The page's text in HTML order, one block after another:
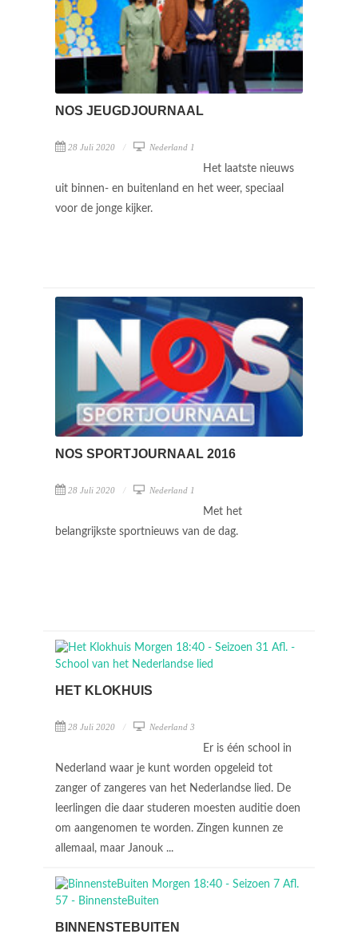
NOS JEUGDJOURNAAL
28 Juli 2020 Nederland 1
Het laatste nieuws
uit binnen- en buitenland en het weer, speciaal
voor de jonge kijker.
NOS SPORTJOURNAAL 2016
28 Juli 2020 Nederland 1
Met het
belangrijkste sportnieuws van de dag.
HET KLOKHUIS
28 Juli 2020 Nederland 3
Er is één school in
Nederland waar je kunt worden opgeleid tot
zanger of zangeres van het Nederlandse lied. De
leerlingen die daar studeren moesten auditie doen
om aangenomen te worden. Zingen kunnen ze
allemaal, maar Janouk ...
BINNENSTEBUITEN